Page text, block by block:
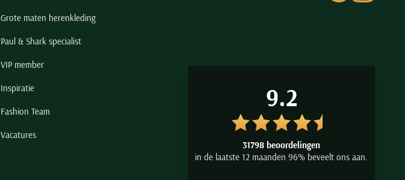
Grote maten herenkleding
Paul & Shark specialist
VIP member
Inspiratie
Fashion Team
Vacatures
9.2
31798 beoordelingen
in de laatste 12 maanden 96% beveelt ons aan.